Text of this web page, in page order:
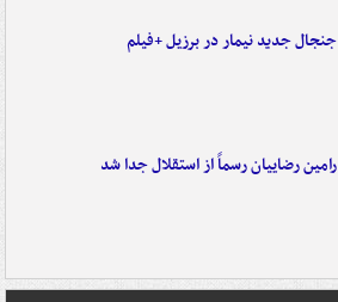
جنجال جدید نیمار در برزیل +فیلم
رامین رضاییان رسماً از استقلال جدا شد